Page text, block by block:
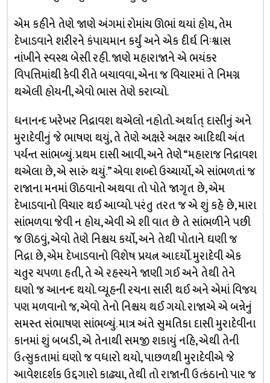
એમ કહીને તેણે જાણે અંગમાં રોમાંચ ઊભાં થયાં હોય, તેમ
દેખાડવાને શરીરને કંપાયમાન કર્યું અને એક દીર્ઘ નિઃશ્વાસ
નાંખીને સ્વસ્થ બેસી રહી. જાણે મહારાજાને એ ભયંકર
વિપત્તિમાંથી કેવી રીતે બચાવવા, એના જ વિચારમાં તે નિમગ્ન
થએલી હોયની, એવો ભાસ તેણે કરાવ્યો.
ધનાનન્દ ખરેખર નિદ્રાવશ થએલો નહોતો. અર્થાત્ દાસીનું અને
મુરાદેવીનું જે ભાષણ થયું, તે તેણે અક્ષરે અક્ષર આદિથી અંત
પર્યન્ત સાંભળ્યું. પ્રથમ દાસી આવી, અને તેણે “મહારાજ નિદ્રાવશ
થએલા છે, એ સારું થયું.” એવા શબ્દો ઉચ્ચાર્યો, એ સાંભળતાં જ
રાજાના મનમાં ઊઠવાનો અથવા તો પોતે જાગૃત છે, એમ
દેખાડવાનો વિચાર થઈ આવ્યો. પરંતુ તરત જ એ શું કહે છે, મારા
સાંભળવા જેવી ન હોય, એવી એ શી વાત છે તે સાંભળીને પછી
જ ઊઠવું, એવો તેણે નિશ્ચય કર્યો, અને તેથી પોતાને ઘણી જ
નિદ્રા છે, એમ દેખાડવાનો વિશેષ પ્રયત્ન આદર્યો. મુરાદેવી એક
ચતુર ચપળા હતી, તે એ રહસ્યને જાણી ગઈ અને તેથી તેને
ઘણો જ આનન્દ થયો. વ્યૂહની રચના સારી થઈ અને એમાં વિજય
પણ મળવાનો જ, એવો તેનો નિશ્ચય થઈ ગયો. રાજાએ એ બન્નેનું
સમસ્ત સંભાષણ સાંભળ્યું. માત્ર અંતે સુમતિકા દાસી મુરાદેવીના
કાનમાં શું બબડી, એ તેનાથી સમજી શકાયું નહિ, એથી તેની
ઉત્સુકતામાં ઘણો જ વધારો થયો, પાછળથી મુરાદેવીએ જે
આવેશદર્શક ઉદ્દગારો કાઢ્યા, તેથી તો રાજાની ઉત્કંઠાનો પાર જ